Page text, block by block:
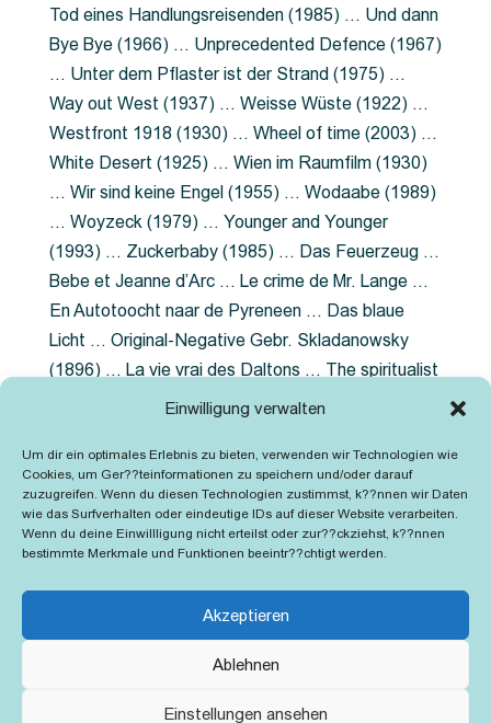
Einwilligung verwalten
Um dir ein optimales Erlebnis zu bieten, verwenden wir Technologien wie
Cookies, um Ger??teinformationen zu speichern und/oder darauf
zuzugreifen. Wenn du diesen Technologien zustimmst, k??nnen wir Daten
wie das Surfverhalten oder eindeutige IDs auf dieser Website verarbeiten.
Wenn du deine Einwillligung nicht erteilst oder zur??ckziehst, k??nnen
bestimmte Merkmale und Funktionen beeintr??chtigt werden.
Akzeptieren
Ablehnen
Einstellungen ansehen
Tod eines Handlungsreisenden (1985) … Und dann
Bye Bye (1966) … Unprecedented Defence (1967)
… Unter dem Pflaster ist der Strand (1975) …
Way out West (1937) … Weisse Wüste (1922) …
Westfront 1918 (1930) … Wheel of time (2003) …
White Desert (1925) … Wien im Raumfilm (1930)
… Wir sind keine Engel (1955) … Wodaabe (1989)
… Woyzeck (1979) … Younger and Younger
(1993) … Zuckerbaby (1985) … Das Feuerzeug …
Bebe et Jeanne d’Arc … Le crime de Mr. Lange …
En Autotoocht naar de Pyreneen … Das blaue
Licht … Original-Negative Gebr. Skladanowsky
(1896) … La vie vrai des Daltons … The spiritualist
photographer … Feuer im Fjord … The Song of the
Grubenlampe … Tolstoy … Grün ist die Heide …
Lady Hamilton … Mütter verzaget nicht …
Ruttmann Werbefilme